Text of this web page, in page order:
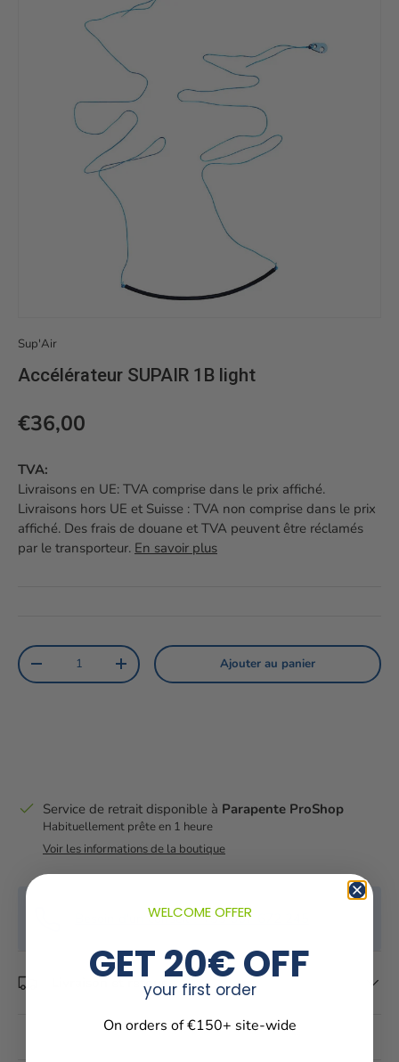
Sup'Air
Accélérateur SUPAIR 1B light
Prix habituel
€36,00
TVA:
Livraisons en UE: TVA comprise dans le prix affiché.
Livraisons hors UE et Suisse : TVA non comprise dans le prix
affiché. Des frais de douane et TVA peuvent être réclamés
par le transporteur. En savoir plus
Qté
Diminuer la quantitéAugmenter la quantitéAjouter au panier
Service de retrait disponible à Parapente ProShop
Habituellement prête en 1 heure
Voir les informations de la boutique
Besoin d'un conseil ? +33 667 672 245
Livraison et retour
WELCOME OFFER
GET 20€ OFF
your first order
On orders of €150+ site-wide